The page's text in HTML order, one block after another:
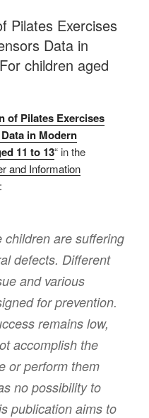
Pilates Exercises
Data in
children aged
of Pilates Exercises
in Modern
11 to 13“ in the
and Information
children are suﬀering
defects. Diﬀerent
and various
for prevention.
remains low,
accomplish the
or perform them
no possibility to
publication aims to